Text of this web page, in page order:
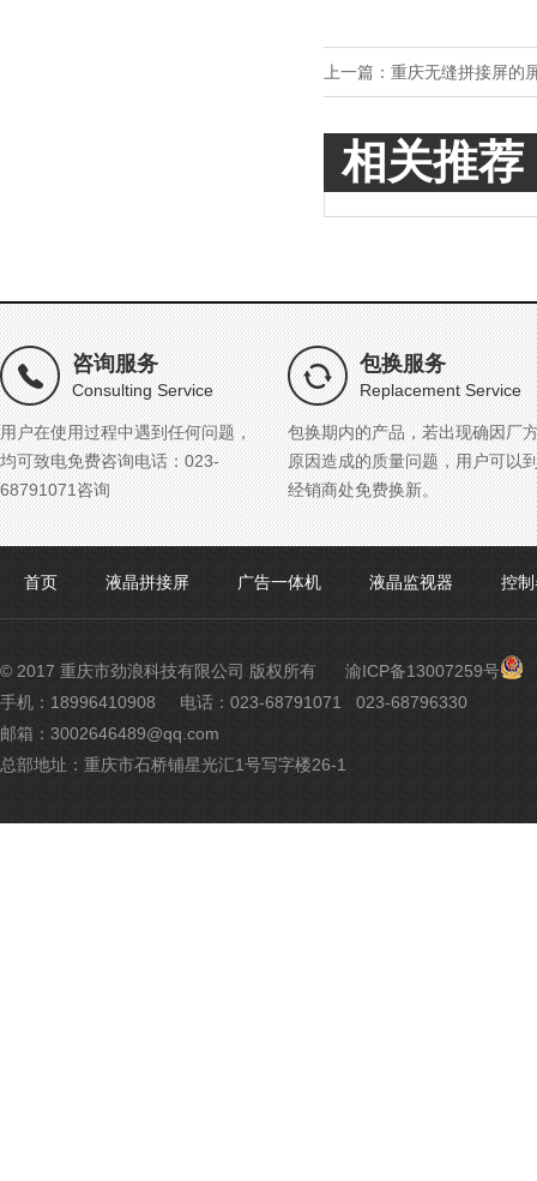
上一篇： 重庆无缝拼接屏的
相关推荐
咨询服务
Consulting Service
用户在使用过程中遇到任何问题，
均可致电免费咨询电话：023-
68791071咨询
包换服务
Replacement Service
包换期内的产品，若出现确因厂
原因造成的质量问题，用户可以
经销商处免费换新。
首页 液晶拼接屏 广告一体机 液晶监视器 控
© 2017 重庆市劲浪科技有限公司 版权所有 渝ICP备13007259号 渝
手机：18996410908
电话：023-68791071 023-68796330
邮箱：3002646489@qq.com
总部地址：重庆市石桥铺星光汇1号写字楼26-1